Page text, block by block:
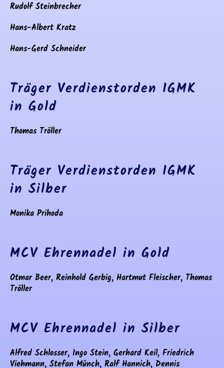
Rudolf Steinbrecher
Hans-Albert Kratz
Hans-Gerd Schneider
Träger Verdienstorden IGMK
in Gold
Thomas Tröller
Träger Verdienstorden IGMK
in Silber
Monika Prihoda
MCV Ehrennadel in Gold
Otmar Beer, Reinhold Gerbig, Hartmut Fleischer, Thomas
Tröller
MCV Ehrennadel in Silber
Alfred Schlosser, Ingo Stein, Gerhard Keil, Friedrich
Viehmann, Stefan Münch, Ralf Hannich, Dennis